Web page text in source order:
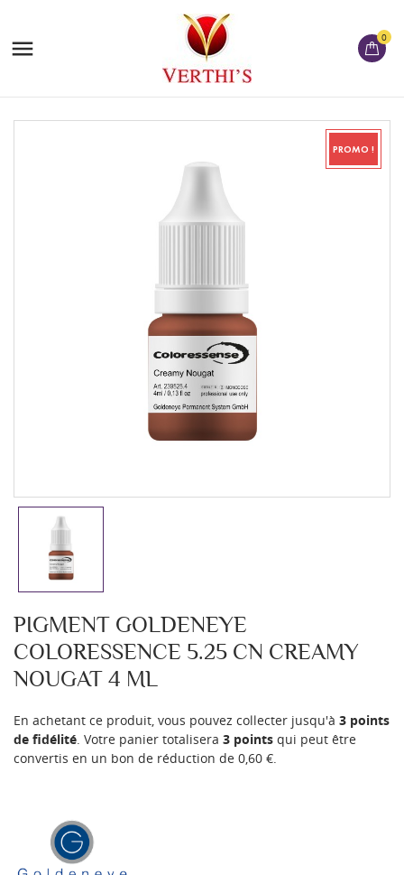
 0
PROMO !
PIGMENT GOLDENEYE
COLORESSENCE 5.25 CN CREAMY
NOUGAT 4 ML
En achetant ce produit, vous pouvez collecter jusqu'à 3 points
de fidélité . Votre panier totalisera 3 points qui peut être
convertis en un bon de réduction de 0,60 €